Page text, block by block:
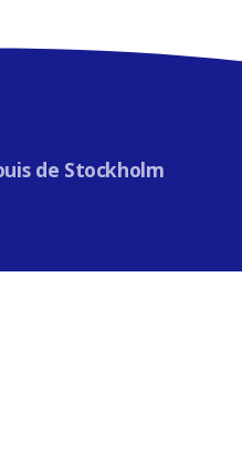
de Stockholm